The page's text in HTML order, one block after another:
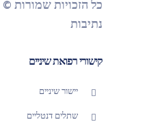
כל הזכויות שמורות
נתיבות
קישורי רפואת שיניים
יישור שיניים
שתלים דנטליים